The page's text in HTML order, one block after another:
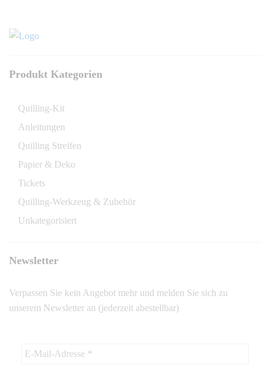
Produkt Kategorien
Quilling-Kit
Anleitungen
Quilling Streifen
Papier & Deko
Tickets
Quilling-Werkzeug & Zubehör
Unkategorisiert
Newsletter
Verpassen Sie kein Angebot mehr und melden Sie sich zu
unserem Newsletter an (jederzeit abestellbar)